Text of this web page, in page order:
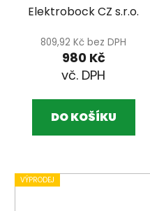
809,92 Kč bez DPH
980 Kč
DO KOŠÍKU
Elektrobock CZ s.r.o.
VÝPRODEJ